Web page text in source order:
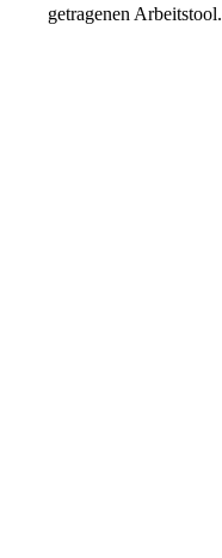
getragenen Arbeitstool.